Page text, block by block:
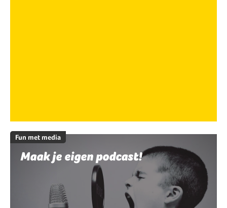
Fun met media
Maak je eigen podcast!